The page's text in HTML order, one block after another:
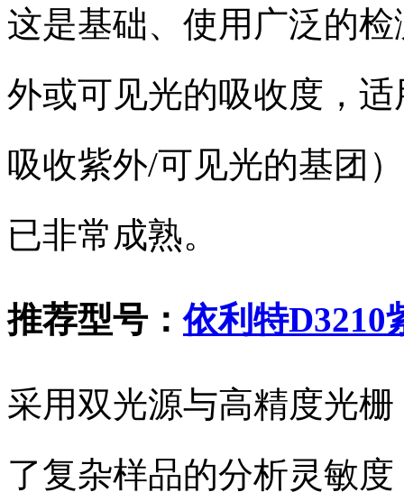
这是基础、使用广泛的
外或可见光的吸收度，
吸收紫外/可见光的基团
已非常成熟。
推荐型号：依利特D3210
采用双光源与高精度光
了复杂样品的分析灵敏